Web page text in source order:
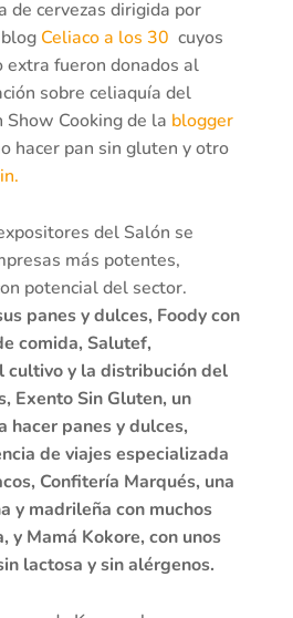
de cervezas dirigida por
Celiaco a los 30 cuyos
extra fueron donados al
sobre celiaquía del
Cooking de la blogger
hacer pan sin gluten y otro
del Salón se
más potentes,
potencial del sector.
panes y dulces, Foody con
comida, Salutef,
cultivo y la distribución del
Exento Sin Gluten, un
hacer panes y dulces,
de viajes especializada
Confitería Marqués, una
y madrileña con muchos
y Mamá Kokore, con unos
lactosa y sin alérgenos.